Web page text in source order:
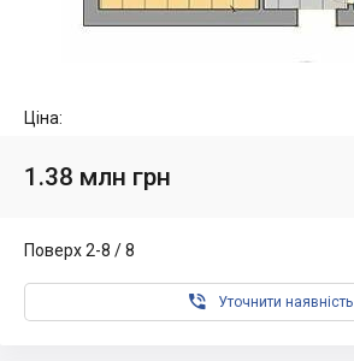
Ціна:
1.38 млн грн
Поверх 2-8 / 8
 Уточнити наявність